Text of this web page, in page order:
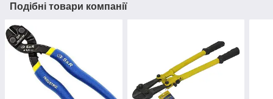
Подібні товари компанії